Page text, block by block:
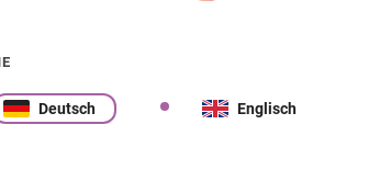
Deutsch Englisch